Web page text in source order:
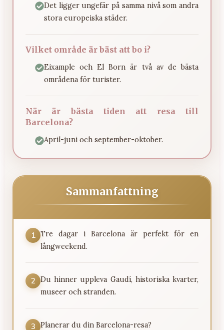
Det ligger ungefär på samma nivå som andra
stora europeiska städer.
Vilket område är bäst att bo i?
Eixample och El Born är två av de bästa
områdena för turister.
När är bästa tiden att resa till
Barcelona?
April-juni och september-oktober.
Sammanfattning
1 Tre dagar i Barcelona är perfekt för en
långweekend.
2
Du hinner uppleva Gaudí, historiska kvarter,
museer och stranden.
3 Planerar du din Barcelona-resa?